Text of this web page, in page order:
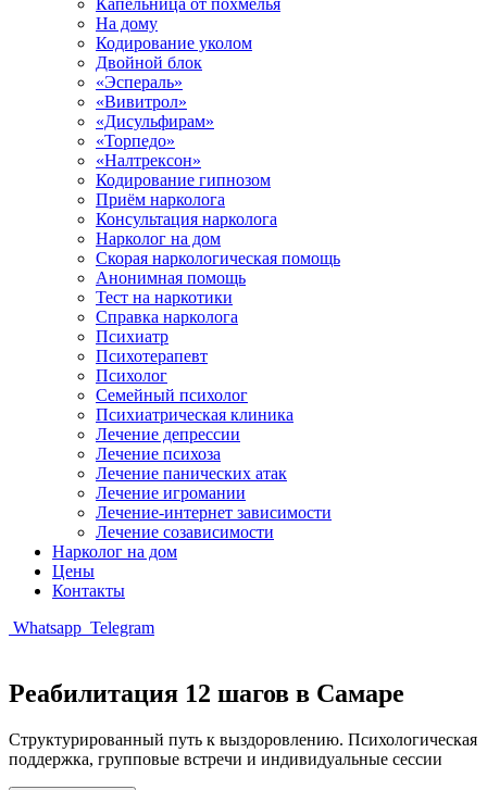
Капельница от похмелья
На дому
Кодирование уколом
Двойной блок
«Эспераль»
«Вивитрол»
«Дисульфирам»
«Торпедо»
«Налтрексон»
Кодирование гипнозом
Приём нарколога
Консультация нарколога
Нарколог на дом
Скорая наркологическая помощь
Анонимная помощь
Тест на наркотики
Справка нарколога
Психиатр
Психотерапевт
Психолог
Семейный психолог
Психиатрическая клиника
Лечение депрессии
Лечение психоза
Лечение панических атак
Лечение игромании
Лечение-интернет зависимости
Лечение созависимости
Нарколог на дом
Цены
Контакты
Whatsapp Telegram
Реабилитация 12 шагов в Самаре
Структурированный путь к выздоровлению. Психологическая
поддержка, групповые встречи и индивидуальные сессии